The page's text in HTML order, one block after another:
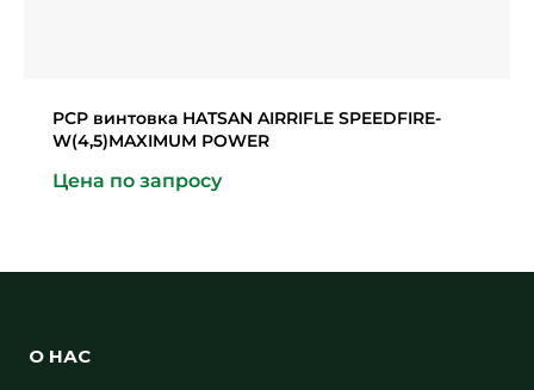
PCP винтовка HATSAN AIRRIFLE SPEEDFIRE-
W(4,5)MAXIMUM POWER
Цена по запросу
О НАС